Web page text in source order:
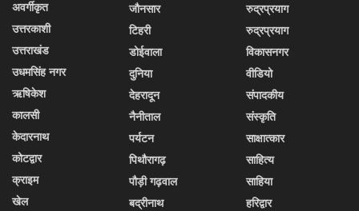
अवर्गीकृत
उत्तरकाशी
उत्तराखंड
उधमसिंह नगर
ऋषिकेश
कालसी
केदारनाथ
कोटद्वार
क्राइम
खेल
जौनसार
टिहरी
डोईवाला
दुनिया
देहरादून
नैनीताल
पर्यटन
पिथौरागढ़
पौड़ी गढ़वाल
बद्रीनाथ
रुद्रप्रयाग
रुद्रप्रयाग
विकासनगर
वीडियो
संपादकीय
संस्कृति
साक्षात्कार
साहित्य
साहिया
हरिद्वार